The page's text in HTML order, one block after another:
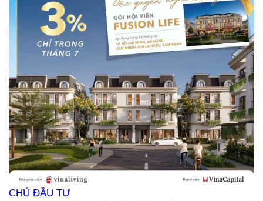
CHỦ ĐẦU TƯ